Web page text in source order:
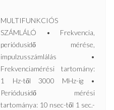
MULTIFUNKCIÓS
SZÁMLÁLÓ • Frekvencia,
periódusidő mérése,
impulzusszámlálás •
Frekvenciamérési tartomány:
1 Hz-től 3000 MHz-ig •
Periódusidő mérési
tartománya: 10 nsec-től 1 sec.-